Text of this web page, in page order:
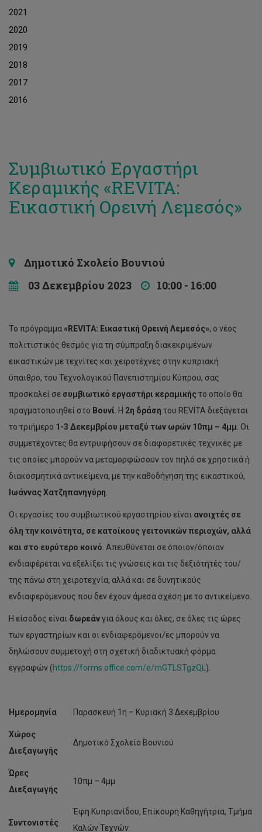
2021
2020
2019
2018
2017
2016
Συμβιωτικό Εργαστήρι
Κεραμικής «REVITA:
Εικαστική Ορεινή Λεμεσός»
Δημοτικό Σχολείο Βουνιού
03 Δεκεμβρίου 2023
10:00 - 16:00
Το πρόγραμμα « REVITA: Εικαστική Ορεινή Λεμεσός», ο νέος
πολιτιστικός θεσμός για τη σύμπραξη διακεκριμένων
εικαστικών με τεχνίτες και χειροτέχνες στην κυπριακή
ύπαιθρο, του Τεχνολογικού Πανεπιστημίου Κύπρου, σας
προσκαλεί σε συμβιωτικό εργαστήρι κεραμικήςτο οποίο θα
πραγματοποιηθεί στο Βουνί . Η 2η δράση του REVITA διεξάγεται
το τριήμερο 1-3 Δεκεμβρίου μεταξύ των ωρών 10πμ – 4μμ . Οι
συμμετέχοντες θα εντρυφήσουν σε διαφορετικές τεχνικές με
τις οποίες μπορούν να μεταμορφώσουν τον πηλό σε χρηστικά ή
διακοσμητικά αντικείμενα, με την καθοδήγηση της εικαστικού,
Ιωάννας Χατζηπανηγύρη
Οι εργασίες του συμβιωτικού εργαστηρίου είναι ανοιχτές σε
όλη την κοινότητα, σε κατοίκους γειτονικών περιοχών, αλλά
και στο ευρύτερο κοινό . Απευθύνεται σε όποιον/όποιαν
ενδιαφέρεται να εξελίξει τις γνώσεις και τις δεξιότητές του/
της πάνω στη χειροτεχνία, αλλά και σε δυνητικούς
ενδιαφερόμενους που δεν έχουν άμεσα σχέση με το αντικείμενο.
Η είσοδος είναι δωρεάνγια όλους και όλες, σε όλες τις ώρες
των εργαστηρίων και οι ενδιαφερόμενοι/ες μπορούν να
δηλώσουν συμμετοχή στη σχετική διαδικτυακή φόρμα
εγγραφών (https://forms.office.com/e/mGTLSTgzQL ).
Ημερομηνία Παρασκευή 1η – Κυριακή 3 Δεκεμβρίου
Χώρος
Διεξαγωγής
Δημοτικό Σχολείο Βουνιού
Ώρες
Διεξαγωγής
10πμ – 4μμ
Συντονιστές
Έφη Κυπριανίδου, Επίκουρη Καθηγήτρια, Τμήμα
Καλών Τεχνών